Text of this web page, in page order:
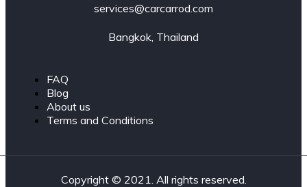
services@carcarrod.com
Bangkok, Thailand
FAQ
Blog
About us
Terms and Conditions
Copyright © 2021. All rights reserved.